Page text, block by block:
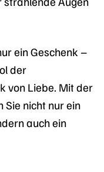
ein Geschenk –
der
von Liebe. Mit der
Sie nicht nur ein
auch ein